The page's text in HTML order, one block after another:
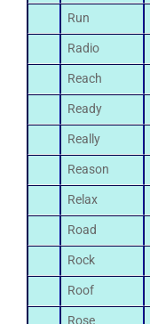
Run
Radio
Reach
Ready
Really
Reason
Relax
Road
Rock
Roof
Rose